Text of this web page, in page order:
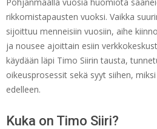
rikkomistapausten vuoksi. Vaikka
sijoittuu menneisiin vuosiin, aihe
ja nousee ajoittain esiin
käydään läpi Timo Siirin tausta,
oikeusprosessit sekä syyt siihen,
edelleen.
Kuka on Timo Siiri?